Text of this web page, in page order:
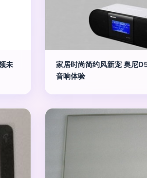
未
家居时尚简约风新宠 奥尼
音响体验